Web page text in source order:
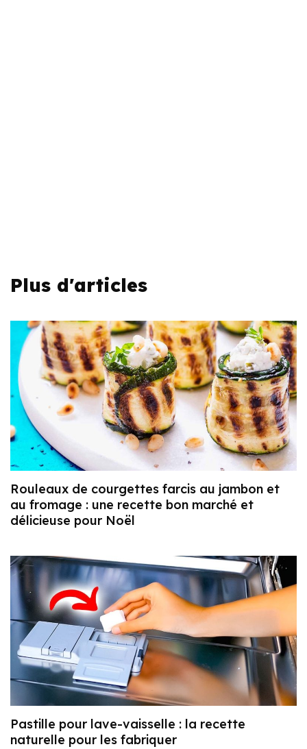
Plus d'articles
Rouleaux de courgettes farcis au jambon et
au fromage : une recette bon marché et
délicieuse pour Noël
Pastille pour lave-vaisselle : la recette
naturelle pour les fabriquer